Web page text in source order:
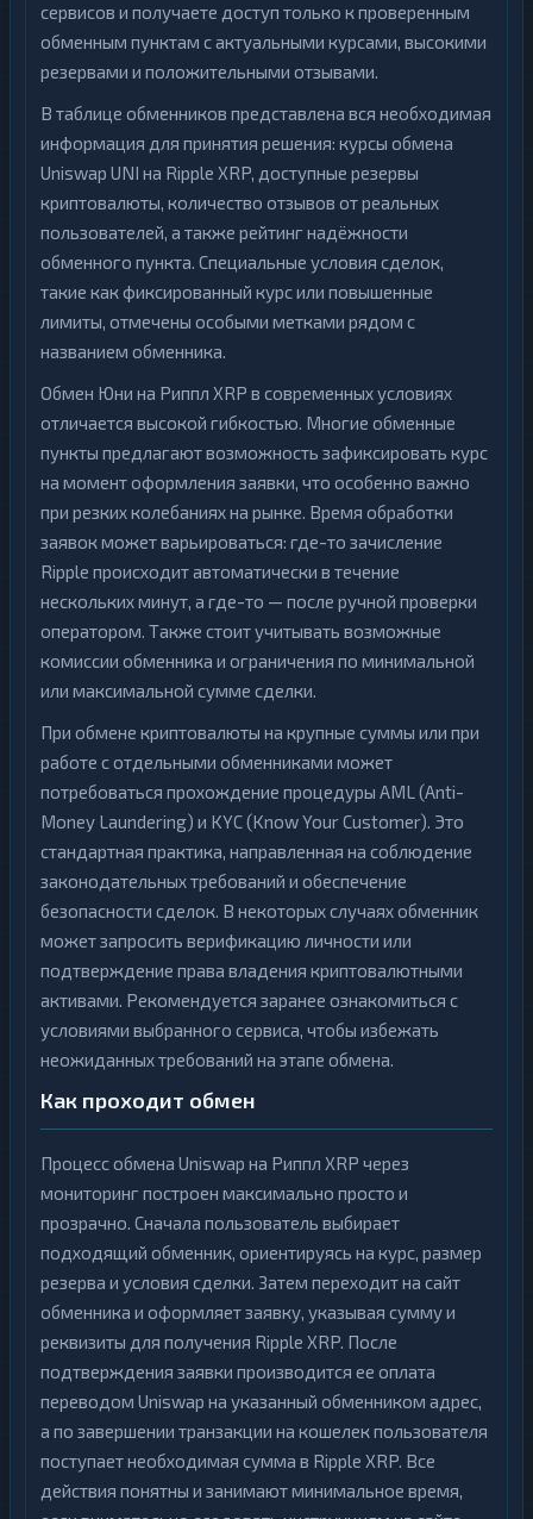
сервисов и получаете доступ только к проверенным
обменным пунктам с актуальными курсами, высокими
резервами и положительными отзывами.
В таблице обменников представлена вся необходимая
информация для принятия решения: курсы обмена
Uniswap UNI на Ripple XRP, доступные резервы
криптовалюты, количество отзывов от реальных
пользователей, а также рейтинг надёжности
обменного пункта. Специальные условия сделок,
такие как фиксированный курс или повышенные
лимиты, отмечены особыми метками рядом с
названием обменника.
Обмен Юни на Риппл XRP в современных условиях
отличается высокой гибкостью. Многие обменные
пункты предлагают возможность зафиксировать курс
на момент оформления заявки, что особенно важно
при резких колебаниях на рынке. Время обработки
заявок может варьироваться: где-то зачисление
Ripple происходит автоматически в течение
нескольких минут, а где-то — после ручной проверки
оператором. Также стоит учитывать возможные
комиссии обменника и ограничения по минимальной
или максимальной сумме сделки.
При обмене криптовалюты на крупные суммы или при
работе с отдельными обменниками может
потребоваться прохождение процедуры AML (Anti-
Money Laundering) и KYC (Know Your Customer). Это
стандартная практика, направленная на соблюдение
законодательных требований и обеспечение
безопасности сделок. В некоторых случаях обменник
может запросить верификацию личности или
подтверждение права владения криптовалютными
активами. Рекомендуется заранее ознакомиться с
условиями выбранного сервиса, чтобы избежать
неожиданных требований на этапе обмена.
Как проходит обмен
Процесс обмена Uniswap на Риппл XRP через
мониторинг построен максимально просто и
прозрачно. Сначала пользователь выбирает
подходящий обменник, ориентируясь на курс, размер
резерва и условия сделки. Затем переходит на сайт
обменника и оформляет заявку, указывая сумму и
реквизиты для получения Ripple XRP. После
подтверждения заявки производится ее оплата
переводом Uniswap на указанный обменником адрес,
а по завершении транзакции на кошелек пользователя
поступает необходимая сумма в Ripple XRP. Все
действия понятны и занимают минимальное время,